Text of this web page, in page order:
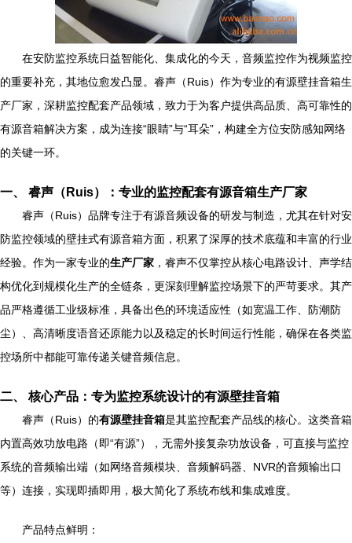
在安防监控系统日益智能化、集成化的今天，音频监控作为视频监控
的重要补充，其地位愈发凸显。睿声（Ruis）作为专业的有源壁挂音箱生
产厂家，深耕监控配套产品领域，致力于为客户提供高品质、高可靠性的
有源音箱解决方案，成为连接“眼睛”与“耳朵”，构建全方位安防感知网络
的关键一环。
一、 睿声（Ruis）：专业的监控配套有源音箱生产厂家
睿声（Ruis）品牌专注于有源音频设备的研发与制造，尤其在针对安
防监控领域的壁挂式有源音箱方面，积累了深厚的技术底蕴和丰富的行业
经验。作为一家专业的生产厂家 ，睿声不仅掌控从核心电路设计、声学结
构优化到规模化生产的全链条，更深刻理解监控场景下的严苛要求。其产
品严格遵循工业级标准，具备出色的环境适应性（如宽温工作、防潮防
尘）、高清晰度语音还原能力以及稳定的长时间运行性能，确保在各类监
控场所中都能可靠传递关键音频信息。
二、 核心产品：专为监控系统设计的有源壁挂音箱
睿声（Ruis）的有源壁挂音箱是其监控配套产品线的核心。这类音箱
内置高效功放电路（即“有源”），无需外接复杂功放设备，可直接与监控
系统的音频输出端（如网络音频模块、音频解码器、NVR的音频输出口
等）连接，实现即插即用，极大简化了系统布线和集成难度。
产品特点鲜明：